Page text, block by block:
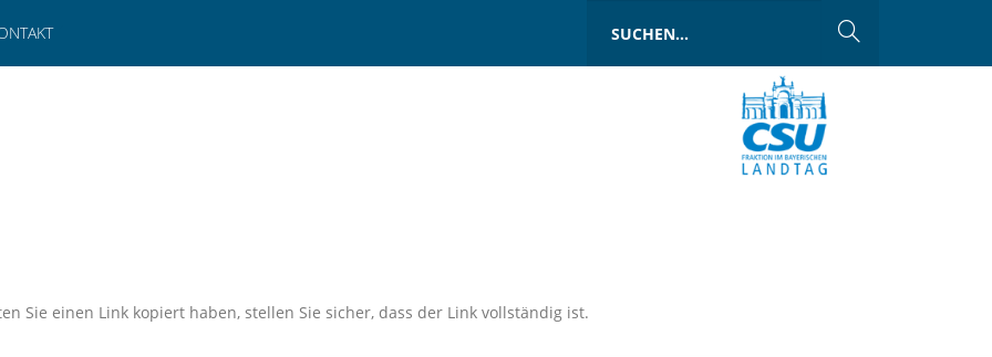
Sie einen Link kopiert haben, stellen Sie sicher, dass der Link vollständig ist.